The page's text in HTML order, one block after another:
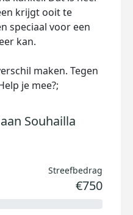
krijgt ooit te
speciaal voor een
kan.
maken. Tegen
je mee?;
Souhailla
Streefbedrag
€750